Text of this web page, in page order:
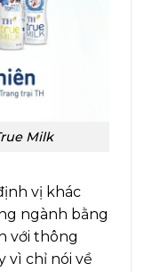
Milk
vị khác
ngành bằng
với thông
vì chỉ nói về